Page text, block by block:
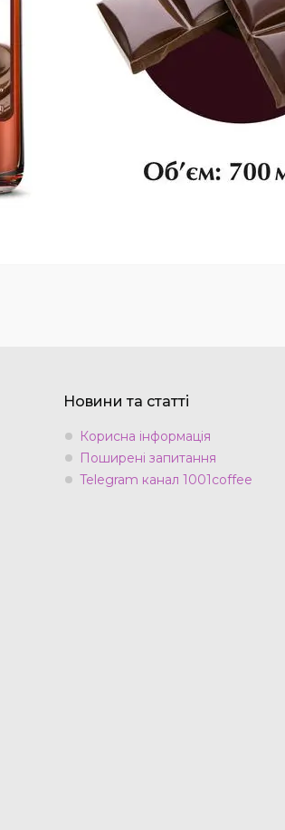
Новини та статті
Корисна інформація
Поширені запитання
Telegram канал 1001coffee